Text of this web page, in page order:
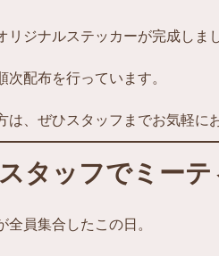
リジナルステッカーが完成しま
配布を行っています。
は、ぜひスタッフまでお気軽に
タッフでミーテ
員集合したこの日。